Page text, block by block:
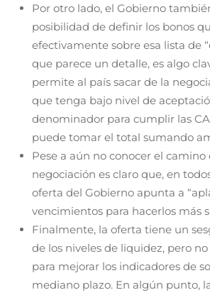
Por otro lado, el Gobierno
posibilidad de definir los bonos
efectivamente sobre esa lista de
que parece un detalle, es algo
permite al país sacar de la
que tenga bajo nivel de
denominador para cumplir las
puede tomar el total sumando
Pese a aún no conocer el
negociación es claro que, en
oferta del Gobierno apunta a
vencimientos para hacerlos más
Finalmente, la oferta tiene un
de los niveles de liquidez, pero
para mejorar los indicadores de
mediano plazo. En algún punto,